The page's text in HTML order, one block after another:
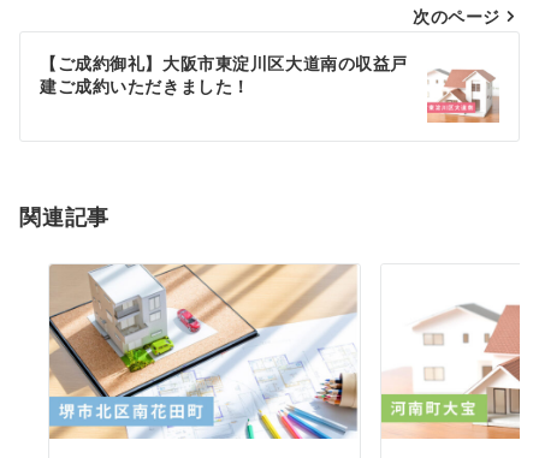
ビ
ー
シ
ン
次のページ
【ご成約御礼】大阪市東淀川区大道南の収益戸
建ご成約いただきました！
関連記事